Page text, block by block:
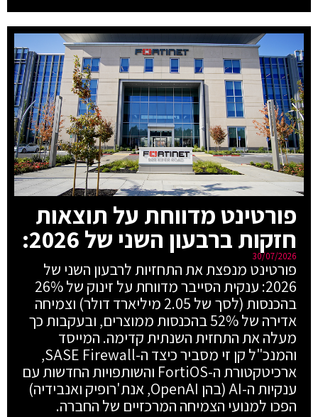
פורטינט מדווחת על תוצאות
חזקות ברבעון השני של 2026:
30/07/2026
פורטינט מנפצת את התחזיות לרבעון השני של
2026: ענקית הסייבר מדווחת על זינוק של 26%
בהכנסות (לסך של 2.05 מיליארד דולר) וצמיחה
אדירה של 52% בהכנסות ממוצרים, ובעקבות כך
מעלה את התחזית השנתית קדימה. המייסד
והמנכ"ל קן זי מסביר כיצד ה-SASE Firewall,
ארכיטקטורת ה-FortiOS והשותפויות החדשות עם
ענקיות ה-AI (בהן OpenAI, אנת'רופיק ואנבידיה)
הפכו למנועי הצמיחה המרכזיים של החברה.